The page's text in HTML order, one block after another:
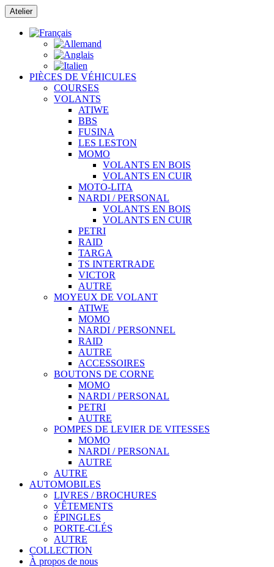
Passer
au
contenu
Atelier
PIÈCES DE VÉHICULES
COURSES
VOLANTS
ATIWE
BBS
FUSINA
LES LESTON
MOMO
VOLANTS EN BOIS
VOLANTS EN CUIR
MOTO-LITA
NARDI / PERSONAL
VOLANTS EN BOIS
VOLANTS EN CUIR
PETRI
RAID
TARGA
TS INTERTRADE
VICTOR
AUTRE
MOYEUX DE VOLANT
ATIWE
MOMO
NARDI / PERSONNEL
RAID
AUTRE
ACCESSOIRES
BOUTONS DE CORNE
MOMO
NARDI / PERSONAL
PETRI
AUTRE
POMPES DE LEVIER DE VITESSES
MOMO
NARDI / PERSONAL
AUTRE
AUTRE
AUTOMOBILES
LIVRES / BROCHURES
VÊTEMENTS
ÉPINGLES
PORTE-CLÉS
AUTRE
COLLECTION
À propos de nous